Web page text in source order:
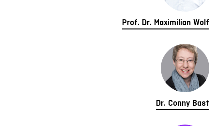
Prof. Dr. Maximilian Wolf
Dr. Conny Bast